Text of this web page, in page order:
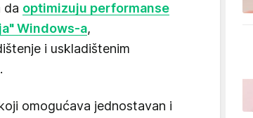
da optimizuju performanse
Windows-a,
i uskladištenim
omogućava jednostavan i